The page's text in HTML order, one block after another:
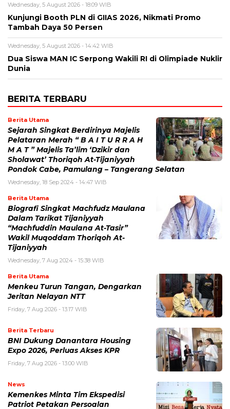
Wednesday, 5 August 2026 - 18:09 WIB
Kunjungi Booth PLN di GIIAS 2026, Nikmati Promo
Tambah Daya 50 Persen
Wednesday, 5 August 2026 - 14:42 WIB
Dua Siswa MAN IC Serpong Wakili RI di Olimpiade Nuklir
Dunia
BERITA TERBARU
Berita Utama
Sejarah Singkat Berdirinya Majelis
Pelataran Merah “ B A I T U R R A H
M A T ” Majelis Ta’lim ‘Dzikir dan
Sholawat’ Thoriqoh At-Tijaniyyah
Pondok Cabe, Pamulang – Tangerang Selatan
Wednesday, 18 Sep 2024 - 14:47 WIB
Berita Utama
Biografi Singkat Machfudz Maulana
Dalam Tarikat Tijaniyyah
“Machfuddin Maulana At-Tasir”
Wakil Muqoddam Thoriqoh At-
Tijaniyyah
Wednesday, 7 Aug 2024 - 15:38 WIB
Berita Utama
Menkeu Turun Tangan, Dengarkan
Jeritan Nelayan NTT
Friday, 7 Aug 2026 - 13:17 WIB
Berita Terbaru
BNI Dukung Danantara Housing
Expo 2026, Perluas Akses KPR
Friday, 7 Aug 2026 - 13:00 WIB
News
Kemenkes Minta Tim Ekspedisi
Patriot Petakan Persoalan